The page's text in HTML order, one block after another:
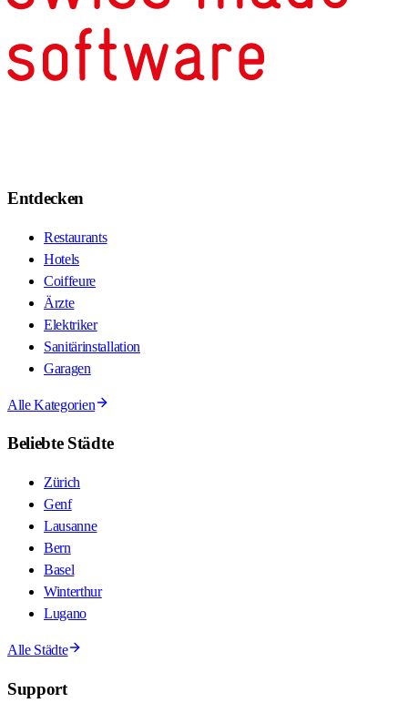
Entdecken
Restaurants
Hotels
Coiffeure
Ärzte
Elektriker
Sanitärinstallation
Garagen
Alle Kategorien
Beliebte Städte
Zürich
Genf
Lausanne
Bern
Basel
Winterthur
Lugano
Alle Städte
Support